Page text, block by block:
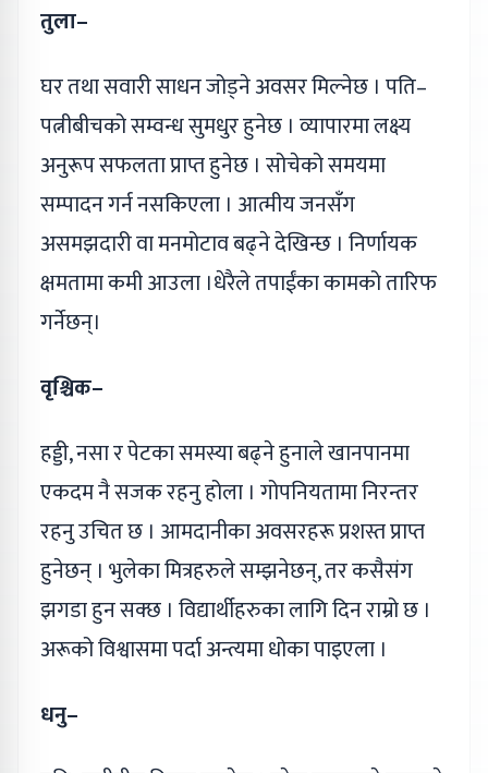
तुला–
घर तथा सवारी साधन जोड्ने अवसर मिल्नेछ । पति–
पत्नीबीचको सम्वन्ध सुमधुर हुनेछ । व्यापारमा लक्ष्य
अनुरूप सफलता प्राप्त हुनेछ । सोचेको समयमा
सम्पादन गर्न नसकिएला । आत्मीय जनसँग
असमझदारी वा मनमोटाव बढ्ने देखिन्छ । निर्णायक
क्षमतामा कमी आउला ।धेरैले तपाईंका कामको तारिफ
गर्नेछन्।
वृश्चिक–
हड्डी, नसा र पेटका समस्या बढ्ने हुनाले खानपानमा
एकदम नै सजक रहनु होला । गोपनियतामा निरन्तर
रहनु उचित छ । आमदानीका अवसरहरू प्रशस्त प्राप्त
हुनेछन् । भुलेका मित्रहरुले सम्झनेछन्, तर कसैसंग
झगडा हुन सक्छ । विद्यार्थीहरुका लागि दिन राम्रो छ ।
अरूको विश्वासमा पर्दा अन्त्यमा धोका पाइएला ।
धनु–